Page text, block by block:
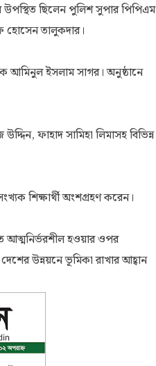
ছিলেন পুলিশ সুপার পিপিএম
হোসেন তালুকদার।
আমিনুল ইসলাম সাগর। অনুষ্ঠানে
ফাহাদ সামিহা লিমাসহ বিভিন্ন
শিক্ষার্থী অংশগ্রহণ করেন।
আত্মনির্ভরশীল হওয়ার ওপর
উন্নয়নে ভূমিকা রাখার আহ্বান